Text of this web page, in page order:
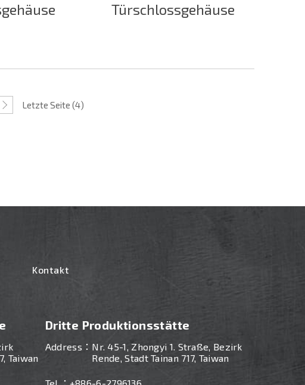
Türschlossgehäuse
Letzte Seite (4)
Kontakt
Taiwan
Dritte Produktionsstätte
Address： Nr. 45-1, Zhongyi 1. Straße, Bezirk
Rende, Stadt Tainan 717, Taiwan